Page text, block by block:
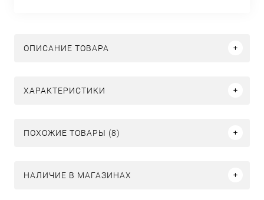
ОПИСАНИЕ ТОВАРА
ХАРАКТЕРИСТИКИ
ПОХОЖИЕ ТОВАРЫ (8)
НАЛИЧИЕ В МАГАЗИНАХ